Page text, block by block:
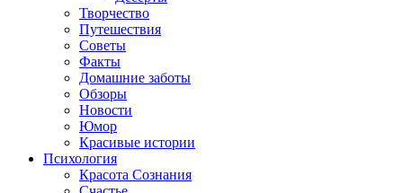
Творчество
Путешествия
Советы
Факты
Домашние заботы
Обзоры
Новости
Юмор
Красивые истории
Психология
Красота Сознания